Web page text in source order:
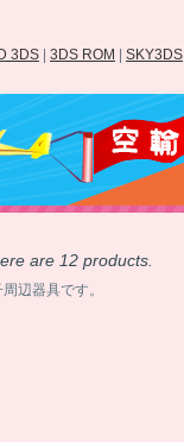
3DS 3DS ROM SKY3DS
are 12 products.
辺器具です。